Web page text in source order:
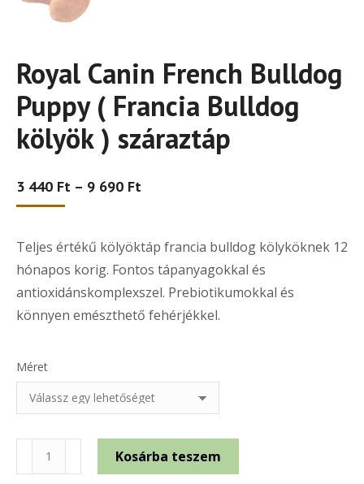
Royal Canin French Bulldog
Puppy ( Francia Bulldog
kölyök ) száraztáp
3 440 Ft – 9 690 Ft
9
690 Ft
Teljes értékű kölyöktáp francia bulldog kölyköknek 12
hónapos korig. Fontos tápanyagokkal és
antioxidánskomplexszel. Prebiotikumokkal és
könnyen emészthető fehérjékkel.
Méret
Royal
Canin
Kosárba teszem